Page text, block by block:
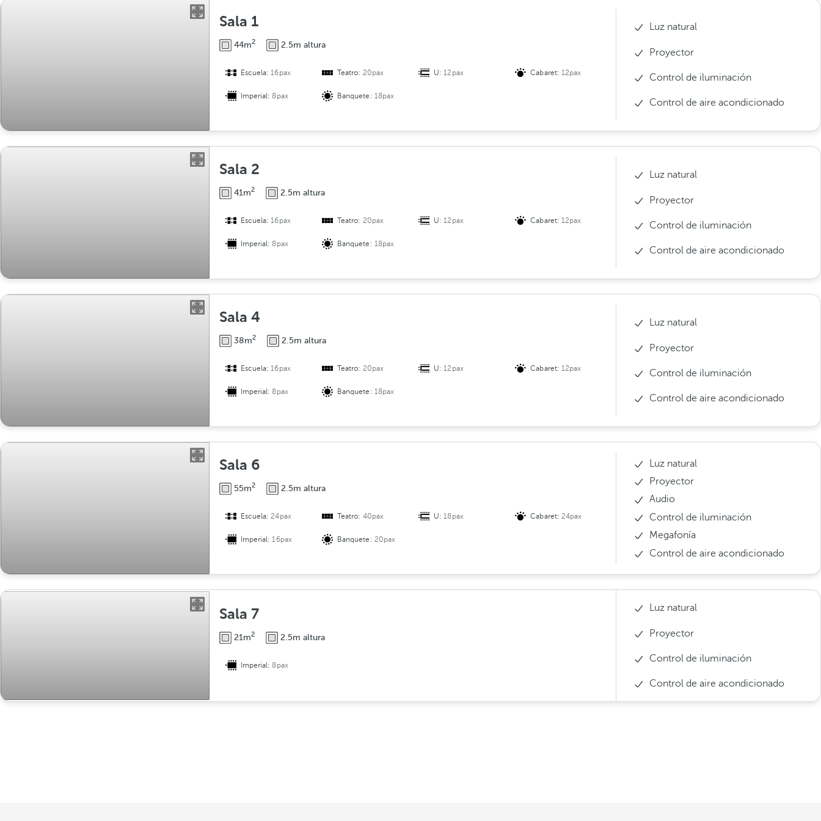
Sala 1
44m2 2.5m altura
Escuela:16pax Teatro: 20pax U:12pax Cabaret: 12pax
Imperial:8pax Banquete: 18pax
Luz natural
Proyector
Control de iluminación
Control de aire acondicionado
Sala 2
41m2 2.5m altura
Escuela:16pax Teatro: 20pax U:12pax Cabaret: 12pax
Imperial:8pax Banquete: 18pax
Luz natural
Proyector
Control de iluminación
Control de aire acondicionado
Sala 4
38m2 2.5m altura
Escuela:16pax Teatro: 20pax U:12pax Cabaret: 12pax
Imperial:8pax Banquete: 18pax
Luz natural
Proyector
Control de iluminación
Control de aire acondicionado
Sala 6
55m2 2.5m altura
Escuela:24pax Teatro: 40pax U:18pax Cabaret: 24pax
Imperial:16pax Banquete: 20pax
Luz natural
Proyector
Audio
Control de iluminación
Megafonía
Control de aire acondicionado
Sala 7
21m2 2.5m altura
Imperial:8pax
Luz natural
Proyector
Control de iluminación
Control de aire acondicionado